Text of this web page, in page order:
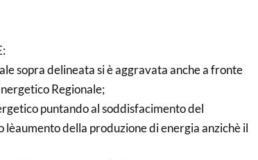
sopra delineata si è aggravata anche a fronte
Regionale;
puntando al soddisfacimento del
della produzione di energia anzichè il